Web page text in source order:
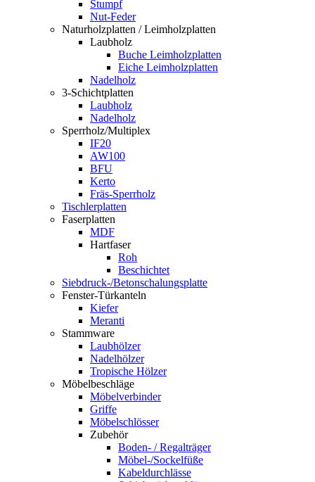
Stumpf
Nut-Feder
Naturholzplatten / Leimholzplatten
Laubholz
Buche Leimholzplatten
Eiche Leimholzplatten
Nadelholz
3-Schichtplatten
Laubholz
Nadelholz
Sperrholz/Multiplex
IF20
AW100
BFU
Kerto
Fräs-Sperrholz
Tischlerplatten
Faserplatten
MDF
Hartfaser
Roh
Beschichtet
Siebdruck-/Betonschalungsplatte
Fenster-Türkanteln
Kiefer
Meranti
Stammware
Laubhölzer
Nadelhölzer
Tropische Hölzer
Möbelbeschläge
Möbelverbinder
Griffe
Möbelschlösser
Zubehör
Boden- / Regalträger
Möbel-/Sockelfüße
Kabeldurchlässe